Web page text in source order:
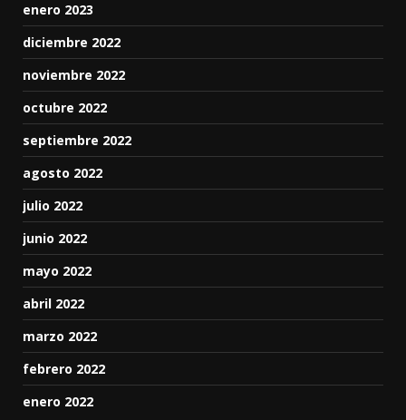
enero 2023
diciembre 2022
noviembre 2022
octubre 2022
septiembre 2022
agosto 2022
julio 2022
junio 2022
mayo 2022
abril 2022
marzo 2022
febrero 2022
enero 2022